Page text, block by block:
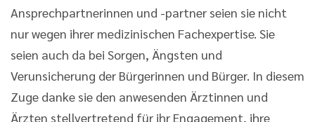
Ansprechpartnerinnen und -partner seien sie nicht
nur wegen ihrer medizinischen Fachexpertise. Sie
seien auch da bei Sorgen, Ängsten und
Verunsicherung der Bürgerinnen und Bürger. In diesem
Zuge danke sie den anwesenden Ärztinnen und
Ärzten stellvertretend für ihr Engagement, ihre